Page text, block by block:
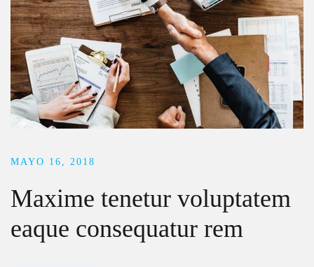
MAYO 16, 2018
Maxime tenetur voluptatem
eaque consequatur rem